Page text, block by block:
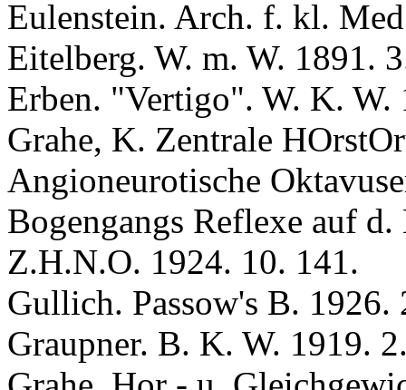
Eulenstein. Arch. f. kl.
Eitelberg. W. m. W. 1891.
Erben. "Vertigo". W. K. W.
Grahe, K. Zentrale
Angioneurotische
Bogengangs Reflexe auf
Z.H.N.O. 1924. 10. 141.
Gulliсh. Passow's B. 1926.
Graupner. B. K. W. 1919.